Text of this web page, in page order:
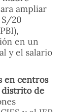
ampliar
20
en un
y el salario
en centros
distrito de